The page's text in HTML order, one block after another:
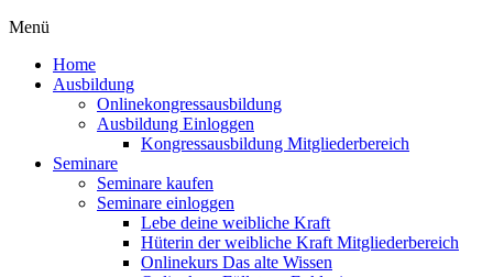
Menü
Home
Ausbildung
Onlinekongressausbildung
Ausbildung Einloggen
Kongressausbildung Mitgliederbereich
Seminare
Seminare kaufen
Seminare einloggen
Lebe deine weibliche Kraft
Hüterin der weibliche Kraft Mitgliederbereich
Onlinekurs Das alte Wissen